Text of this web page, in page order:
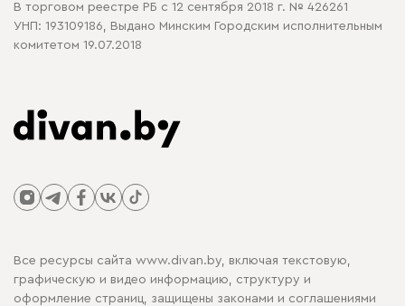
В торговом реестре РБ с 12 сентября 2018 г. № 426261
УНП: 193109186, Выдано Минским Городским исполнительным
комитетом 19.07.2018
Все ресурсы сайта www.divan.by, включая текстовую,
графическую и видео информацию, структуру и
оформление страниц, защищены законами и соглашениями